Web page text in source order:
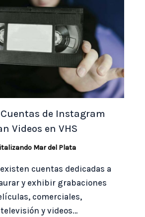
Cuentas de Instagram
Videos en VHS
Mar del Plata
cuentas dedicadas a
y exhibir grabaciones
comerciales,
y videos…